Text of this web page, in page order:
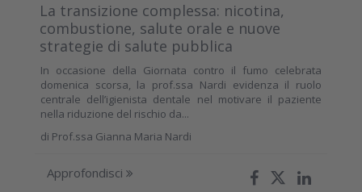
La transizione complessa: nicotina,
combustione, salute orale e nuove
strategie di salute pubblica
In occasione della Giornata contro il fumo celebrata
domenica scorsa, la prof.ssa Nardi evidenza il ruolo
centrale dell’igienista dentale nel motivare il paziente
nella riduzione del rischio da...
di Prof.ssa Gianna Maria Nardi
Approfondisci